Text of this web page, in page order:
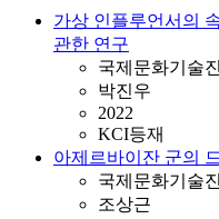
가상 인플루언서의
관한 연구
국제문화기술
박진우
2022
KCI등재
아제르바이잔 군의
국제문화기술
조상근